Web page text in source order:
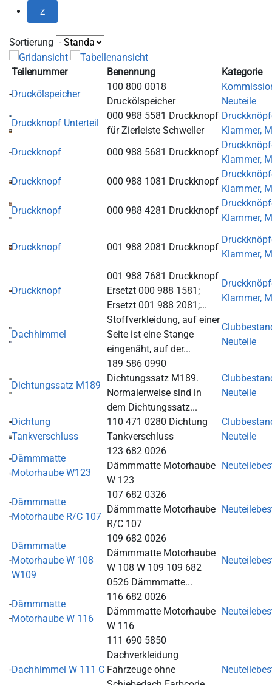
Z
Sortierung
Teilenummer Benennung
Kategorie
Druckölspeicher
100 800 0018
Druckölspeicher
Neuteile
Druckknopf Unterteil
000 988 5581 Druckknopf
für Zierleiste Schweller
Klammer,
Druckknopf
000 988 5681 Druckknopf
Klammer,
Druckknopf
000 988 1081 Druckknopf
Klammer,
Druckknopf
000 988 4281 Druckknopf
Klammer,
Druckknopf 001 988 2081 Druckknopf
Klammer,
Druckknopf
001 988 7681 Druckknopf
Ersetzt 000 988 1581;
Ersetzt 001 988 2081;...
Klammer,
Dachhimmel
Stoffverkleidung, auf einer
Seite ist eine Stange
eingenäht, auf der...
Neuteile
Dichtungssatz M189
189 586 0990
Dichtungssatz M189.
Normalerweise sind in
dem Dichtungssatz...
Neuteile
Dichtung
Tankverschluss
110 471 0280 Dichtung
Tankverschluss
Neuteile
Dämmmatte
Motorhaube W123
123 682 0026
Dämmmatte Motorhaube
W 123
Dämmmatte
Motorhaube R/C 107
107 682 0326
Dämmmatte Motorhaube
R/C 107
Dämmmatte
Motorhaube W 108
W109
109 682 0026
Dämmmatte Motorhaube
W 108 W 109 109 682
0526 Dämmmatte...
Dämmmatte
Motorhaube W 116
116 682 0026
Dämmmatte Motorhaube
W 116
Dachhimmel W 111 C
111 690 5850
Dachverkleidung
Fahrzeuge ohne